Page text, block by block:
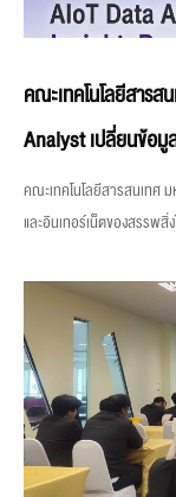
คณะเทคโนโลยีสาร
Analyst เปลี่ยนข้อมู
คณะเทคโนโลยีสารสนเท
และอินเทอร์เน็ตของสรรพสิ่